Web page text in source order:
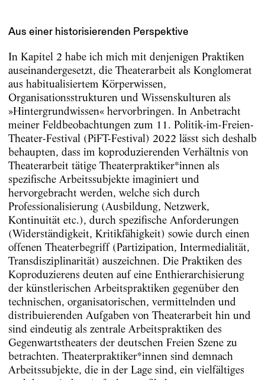
Aus einer historisierenden Perspektive
In Kapitel 2 habe ich mich mit denjenigen Praktiken
auseinandergesetzt, die Theaterarbeit als Konglomerat
aus habitualisiertem Körperwissen,
Organisationsstrukturen und Wissenskulturen als
»Hintergrundwissen« hervorbringen. In Anbetracht
meiner Feldbeobachtungen zum 11. Politik-im-Freien-
Theater-Festival (PiFT-­Festival) 2022 lässt sich deshalb
behaupten, dass im koproduzierenden Verhältnis von
Theaterarbeit tätige Theaterpraktiker*innen als
spezifische Arbeitssubjekte imaginiert und
hervorgebracht werden, welche sich durch
Professionalisierung (Ausbildung, Netzwerk,
Kontinuität etc.), durch spezifische Anforderungen
(Widerständigkeit, Kritikfähigkeit) sowie durch einen
offenen Theaterbegriff (Partizipation, Intermedialität,
Transdisziplinarität) auszeichnen. Die Praktiken des
Koproduzierens deuten auf eine Enthierarchisierung
der künstlerischen Arbeitspraktiken gegenüber den
technischen, organisatorischen, vermittelnden und
distribuierenden Aufgaben von Theaterarbeit hin und
sind eindeutig als zentrale Arbeitspraktiken des
Gegenwartstheaters der deutschen Freien Szene zu
betrachten. Theaterpraktiker*innen sind demnach
Arbeitssubjekte, die in der Lage sind, ein vielfältiges